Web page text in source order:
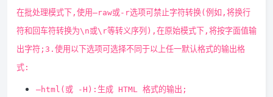
在批处理模式下,使用–raw或-r选项可禁止字符转换(例如,将换行
符和回车符转换为\n或\r等转义序列),在原始模式下,将按字面值输
出字符;3.使用以下选项可选择不同于以上任一默认格式的输出格
式:
–html(或 -H):生成 HTML 格式的输出;